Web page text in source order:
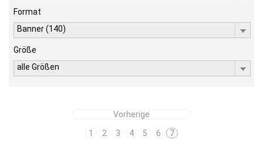
Format
Banner (140)
Größe
alle Größen
Vorherige
1
2 3 4 5 6 7